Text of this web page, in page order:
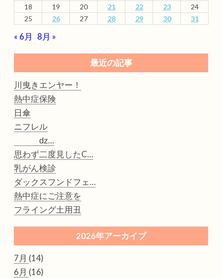
18
19 20 21 22 23
24
25
26 27 28 29 30 31
« 6月 8月 »
最近の記事
川曳きエンヤー！
熱中症保険
日傘
ニフレル
ǳ…
思わず二度見したC…
乳がん検診
ダックスフンドフェ…
熱中症にご注意を
フライング土用丑
2026年アーカイブ
7月 (14)
6月 (16)